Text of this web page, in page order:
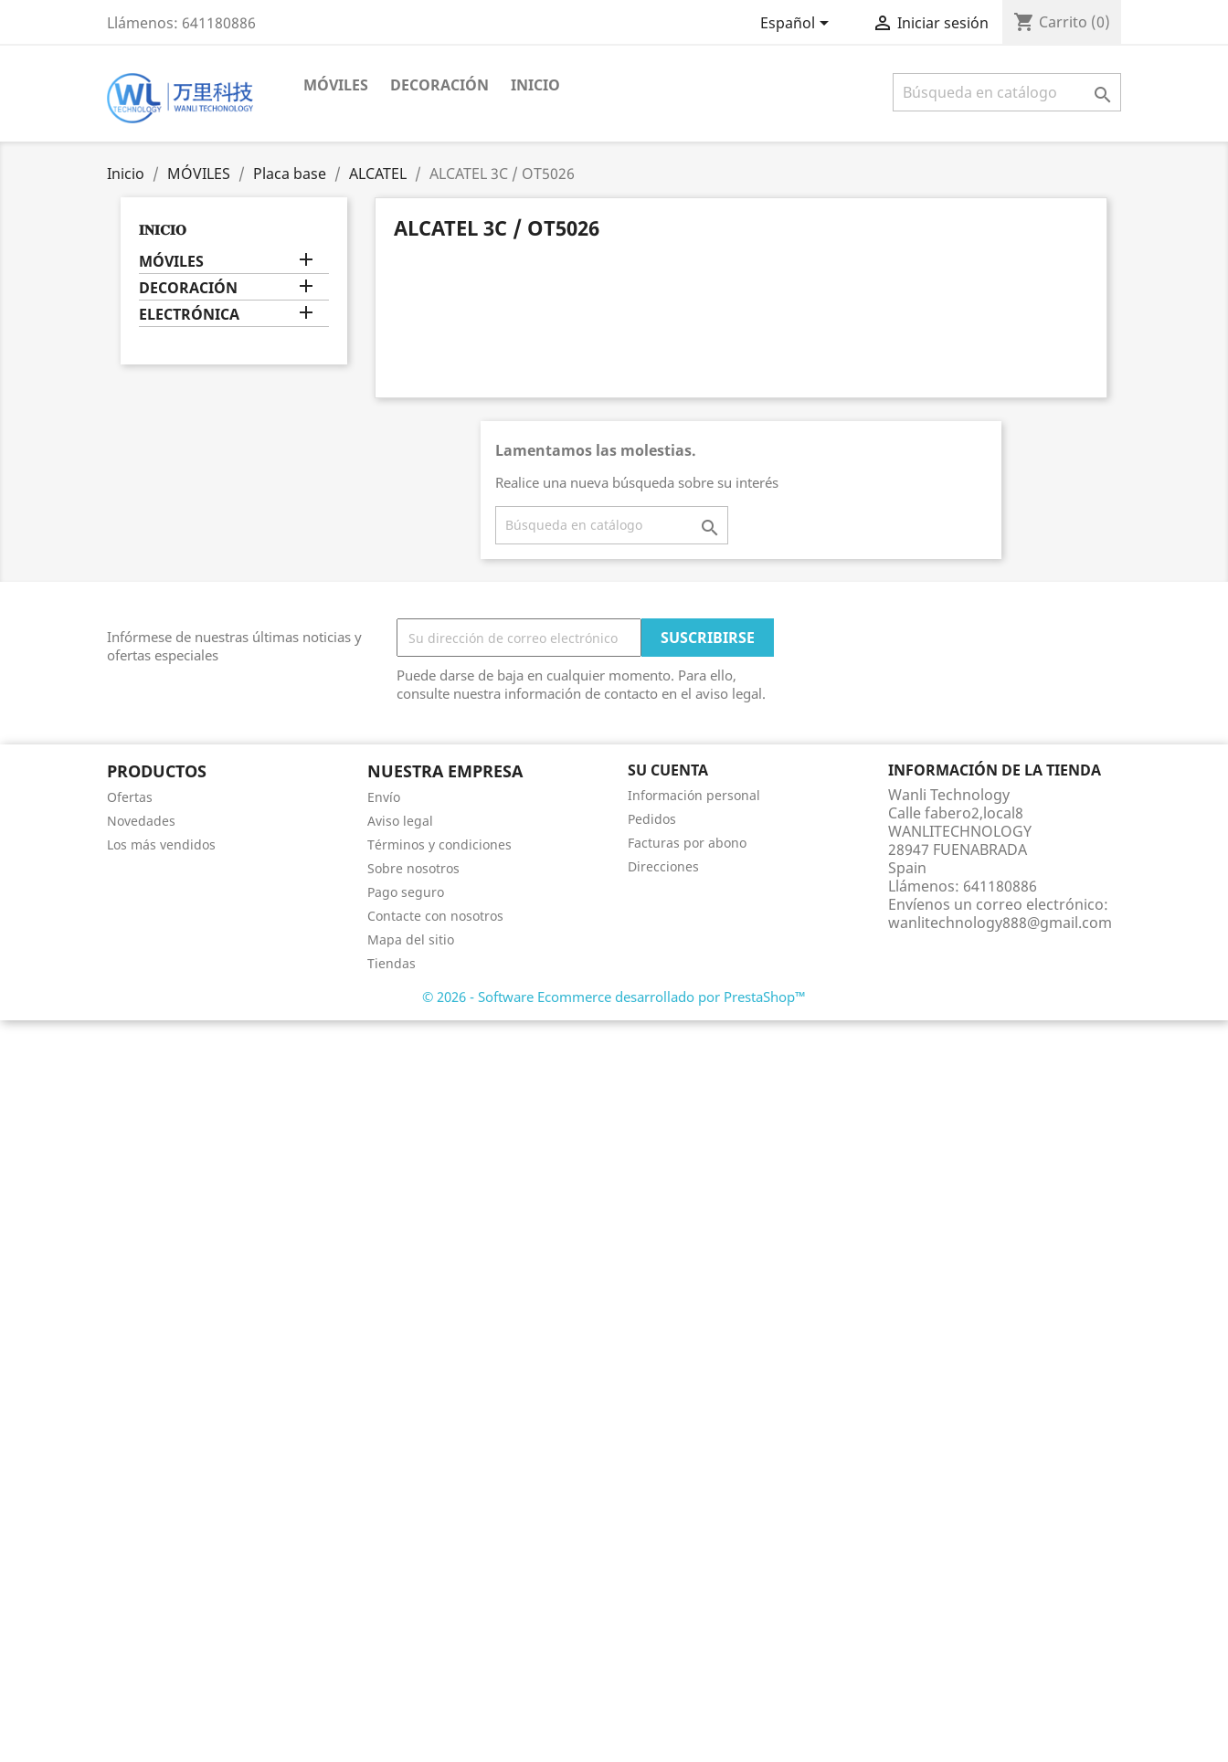
Llámenos: 641180886 Español  Iniciar sesión shopping_cart Carrito (0)
MÓVILES DECORACIÓN INICIO 
Inicio MÓVILES Placa base ALCATEL ALCATEL 3C / OT5026
𝐈𝐍𝐈𝐂𝐈𝐎
MÓVILES 
DECORACIÓN 
ELECTRÓNICA 
ALCATEL 3C / OT5026
Lamentamos las molestias.
Realice una nueva búsqueda sobre su interés

Infórmese de nuestras últimas noticias y
ofertas especiales
Puede darse de baja en cualquier momento. Para ello,
consulte nuestra información de contacto en el aviso legal.
PRODUCTOS
Ofertas
Novedades
Los más vendidos
NUESTRA EMPRESA
Envío
Aviso legal
Términos y condiciones
Sobre nosotros
Pago seguro
Contacte con nosotros
Mapa del sitio
Tiendas
SU CUENTA
Información personal
Pedidos
Facturas por abono
Direcciones
INFORMACIÓN DE LA TIENDA
Wanli Technology
Calle fabero2,local8
WANLITECHNOLOGY
28947 FUENABRADA
Spain
Llámenos: 641180886
Envíenos un correo electrónico:
wanlitechnology888@gmail.com
© 2026 - Software Ecommerce desarrollado por PrestaShop™